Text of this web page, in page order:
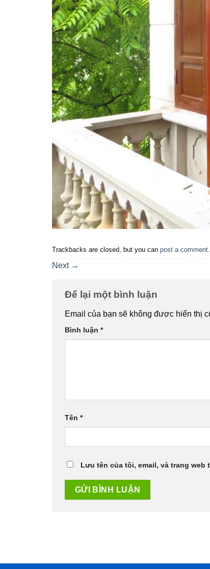
Trackbacks are closed, but you can post a comment
Next →
Để lại một bình luận
Email của bạn sẽ không được hiển thị
Bình luận *
Tên *
Lưu tên của tôi, email, và trang